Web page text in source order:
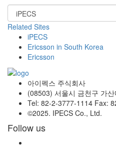
Related Sites
iPECS
Ericsson in South Korea
Ericsson
아이펙스 주식회사
(08503) 서울시 금천구 가
Tel: 82-2-3777-1114 Fax:
©2025. IPECS Co., Ltd.
Follow us